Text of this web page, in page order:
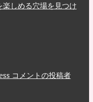
しめる穴場を見つけ
コメントの投稿者